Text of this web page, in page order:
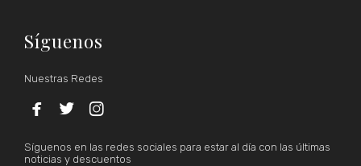
Síguenos
Nuestras Redes
  
Síguenos en las redes sociales para estar al día con las últimas
noticias y descuentos